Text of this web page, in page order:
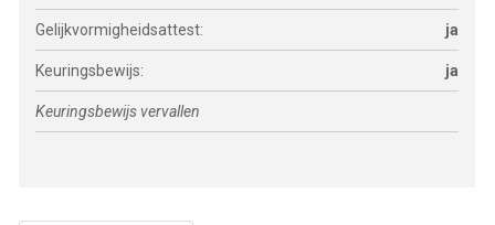
Gelijkvormigheidsattest: ja
Keuringsbewijs: ja
Keuringsbewijs vervallen